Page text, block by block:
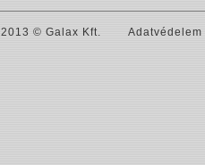
2013 © Galax Kft. Adatvédelem